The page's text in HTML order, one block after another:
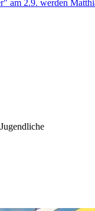
am 2.9. werden